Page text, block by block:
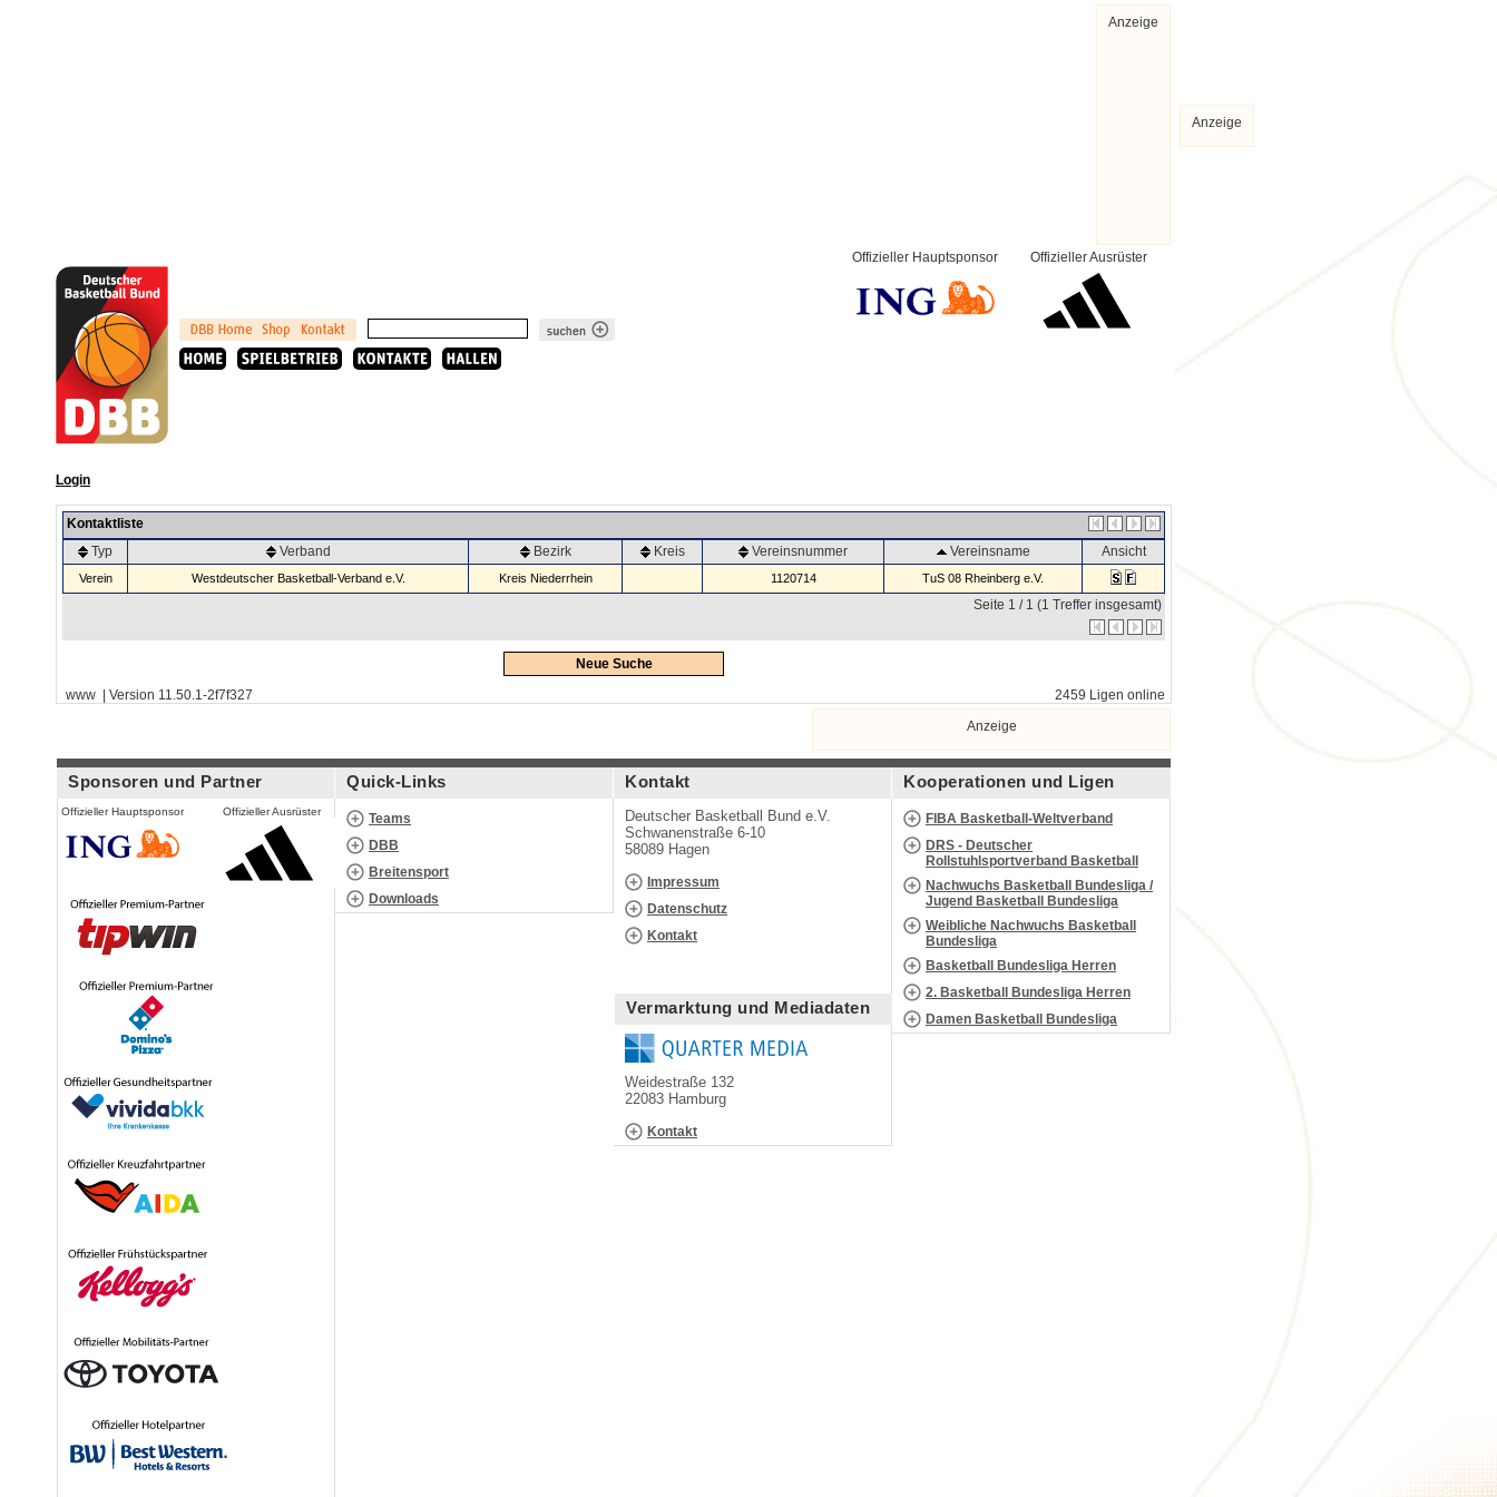
Anzeige
Offizieller Ausrüster
Offizieller Hauptsponsor
Login
Kontaktliste
Typ
Verband Bezirk Kreis Vereinsnummer Vereinsname Ansicht
Verein Westdeutscher Basketball-Verband e.V. Kreis Niederrhein 1120714 TuS 08 Rheinberg e.V.
Seite 1 / 1 (1 Treffer insgesamt)
Neue Suche
www | Version 11.50.1-2f7f327
2459 Ligen online
Anzeige
Sponsoren und Partner
Offizieller Hauptsponsor Offizieller Ausrüster
Quick-Links
Teams
DBB
Breitensport
Downloads
Kontakt
Deutscher Basketball Bund e.V.
Schwanenstraße 6-10
58089 Hagen
Impressum
Datenschutz
Kontakt
Vermarktung und Mediadaten
Weidestraße 132
22083 Hamburg
Kontakt
Kooperationen und Ligen
FIBA Basketball-Weltverband
DRS - Deutscher
Rollstuhlsportverband Basketball
Nachwuchs Basketball Bundesliga /
Jugend Basketball Bundesliga
Weibliche Nachwuchs Basketball
Bundesliga
Basketball Bundesliga Herren
2. Basketball Bundesliga Herren
Damen Basketball Bundesliga
Anzeige